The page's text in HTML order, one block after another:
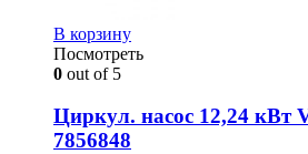
В корзину
Посмотреть
0 out of 5
Циркул. насос 12,24 кВт
7856848